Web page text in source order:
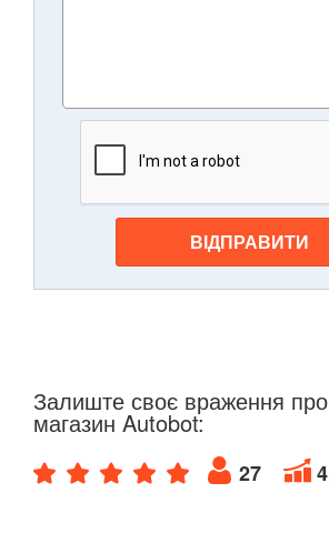
ВІДПРАВИТИ
Залиште своє враження про
магазин Autobot:
27